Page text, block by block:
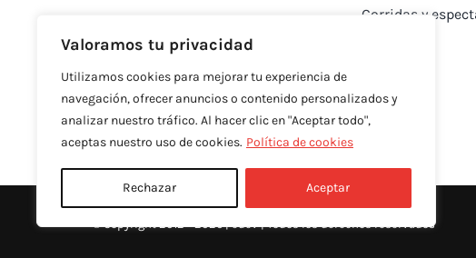
Valoramos tu privacidad
Utilizamos cookies para mejorar tu experiencia de
navegación, ofrecer anuncios o contenido personalizados y
analizar nuestro tráfico. Al hacer clic en "Aceptar todo",
aceptas nuestro uso de cookies. Política de cookies
Rechazar Aceptar
Corridas y
| Todos los derechos reservados